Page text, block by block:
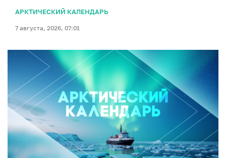
АРКТИЧЕСКИЙ КАЛЕНДАРЬ
7 августа, 2026, 07:01